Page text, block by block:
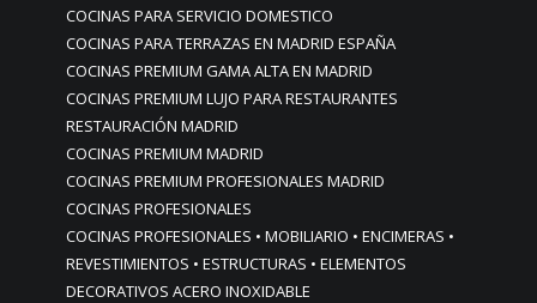
COCINAS PARA SERVICIO DOMESTICO
COCINAS PARA TERRAZAS EN MADRID ESPAÑA
COCINAS PREMIUM GAMA ALTA EN MADRID
COCINAS PREMIUM LUJO PARA RESTAURANTES
RESTAURACIÓN MADRID
COCINAS PREMIUM MADRID
COCINAS PREMIUM PROFESIONALES MADRID
COCINAS PROFESIONALES
COCINAS PROFESIONALES • MOBILIARIO • ENCIMERAS •
REVESTIMIENTOS • ESTRUCTURAS • ELEMENTOS
DECORATIVOS ACERO INOXIDABLE